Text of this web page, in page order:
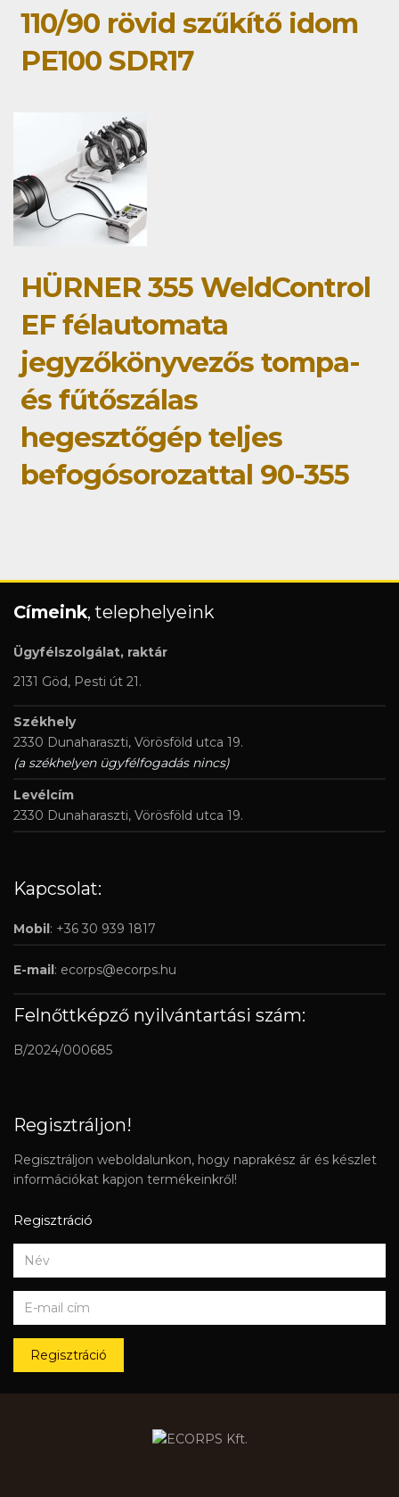
110/90 rövid szűkítő idom
PE100 SDR17
HÜRNER 355 WeldControl
EF félautomata
jegyzőkönyvezős tompa-
és fűtőszálas
hegesztőgép teljes
befogósorozattal 90-355
Címeink, telephelyeink
Ügyfélszolgálat, raktár
2131 Göd, Pesti út 21.
Székhely
2330 Dunaharaszti, Vörösföld utca 19.
(a székhelyen ügyfélfogadás nincs)
Levélcím
2330 Dunaharaszti, Vörösföld utca 19.
Kapcsolat:
Mobil: +36 30 939 1817
E-mail: ecorps@ecorps.hu
Felnőttképző nyilvántartási szám:
B/2024/000685
Regisztráljon!
Regisztráljon weboldalunkon, hogy naprakész ár és készlet
információkat kapjon termékeinkről!
Regisztráció
Regisztráció